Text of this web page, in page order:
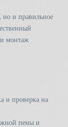
но и правильное
монтаж
и проверка на
пены и